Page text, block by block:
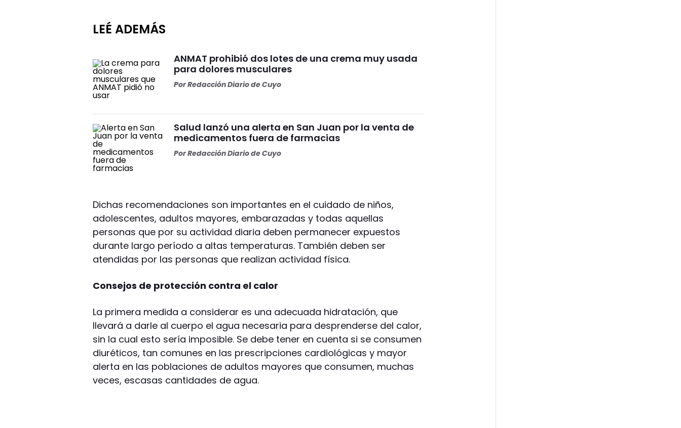
LEÉ ADEMÁS
ANMAT prohibió dos lotes de una crema muy usada
para dolores musculares
PorRedacción Diario de Cuyo
Salud lanzó una alerta en San Juan por la venta de
medicamentos fuera de farmacias
PorRedacción Diario de Cuyo
Dichas recomendaciones son importantes en el cuidado de niños,
adolescentes, adultos mayores, embarazadas y todas aquellas
personas que por su actividad diaria deben permanecer expuestos
durante largo período a altas temperaturas. También deben ser
atendidas por las personas que realizan actividad física.
Consejos de protección contra el calor
La primera medida a considerar es una adecuada hidratación, que
llevará a darle al cuerpo el agua necesaria para desprenderse del calor,
sin la cual esto sería imposible. Se debe tener en cuenta si se consumen
diuréticos, tan comunes en las prescripciones cardiológicas y mayor
alerta en las poblaciones de adultos mayores que consumen, muchas
veces, escasas cantidades de agua.